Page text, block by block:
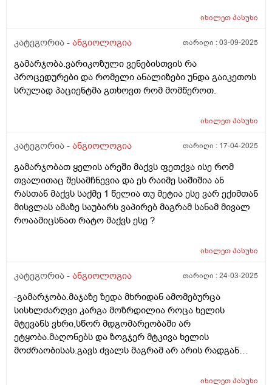
ვიზუალურად არის ვენები ზოგ ადგილას გაბერილი.
იხილეთპასუხი
კატეგორია - ანგიოლოგია თარიღი :03-09-2025
გამარჯობა.ვარიკოზული ვენებისთვის რა
პროცედურები და რომელი ანალიზები უნდა გაიკეთოს
სრულად პაციენტმა გთხოვთ რომ მომწეროთ.
იხილეთპასუხი
კატეგორია - ანგიოლოგია თარიღი : 17-04-2025
გამარჯობათ ყელის არეში მაქვს ფეთქვა ისე რომ
თვალითაც შესამჩნევია და ეს რაიმე საშიშია ან
რასთან მაქვს საქმე 1 წელია თუ მეტია ესე ვარ ექიმთან
მისვლას ამაზე საუბარს ვაპირებ მაგრამ სანამ მივალ
როაამიცსნათ რატო მაქვს ესე ?
იხილეთპასუხი
კატეგორია - ანგიოლოგია თარიღი :24-03-2025
-გამარჯობა.მაჯაზე ზედა მხრიდან ამომებურცა
სისხლძარღვი კარგა მოზრდილია როცა ხელის
მტევანს ვხრი,სწორ მდგომარეობაში არ
ეტყობა.მაღონებს და ზოგჯერ მტკივა ხელის
მოძრაობისას.გავს ძვალს მაგრამ არ არის რადგან
ისევ ამოიბურცა.რას შეიძლება ეს გამოეწვია და
იხილეთპასუხი